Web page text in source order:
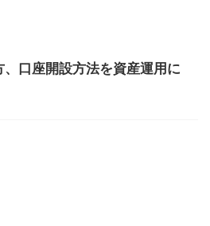
、口座開設方法を資産運用に